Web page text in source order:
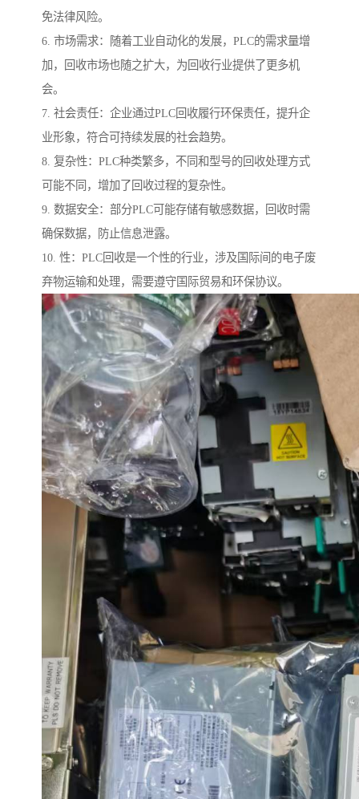
免法律风险。
6. 市场需求：随着工业自动化的发展，PLC的需求量增
加，回收市场也随之扩大，为回收行业提供了更多机
会。
7. 社会责任：企业通过PLC回收履行环保责任，提升企
业形象，符合可持续发展的社会趋势。
8. 复杂性：PLC种类繁多，不同和型号的回收处理方式
可能不同，增加了回收过程的复杂性。
9. 数据安全：部分PLC可能存储有敏感数据，回收时需
确保数据，防止信息泄露。
10. 性：PLC回收是一个性的行业，涉及国际间的电子废
弃物运输和处理，需要遵守国际贸易和环保协议。